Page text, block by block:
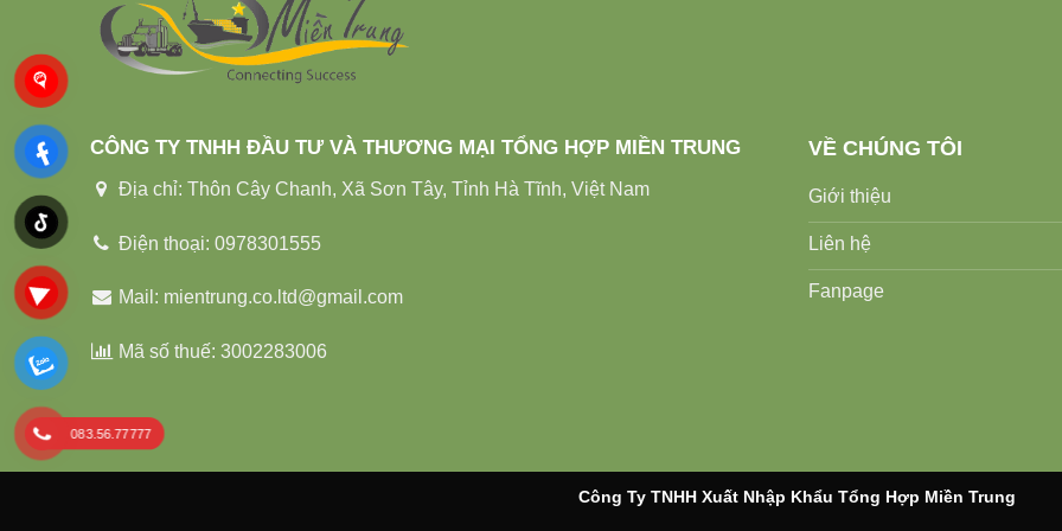
CÔNG TY TNHH ĐẦU TƯ VÀ THƯƠNG MẠI TỔNG HỢP MIỀN TRUNG
Địa chỉ: Thôn Cây Chanh, Xã Sơn Tây, Tỉnh Hà Tĩnh, Việt Nam
Điện thoại: 0978301555
Mail: mientrung.co.ltd@gmail.com
Mã số thuế: 3002283006
VỀ CHÚNG TÔI
Giới thiệu
Liên hệ
Fanpage
Công Ty TNHH Xuất Nhập Khẩu Tổng Hợp Miền Trung
083.56.77777